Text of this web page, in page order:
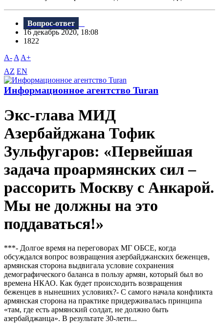
Вопрос-ответ
16 декабрь 2020, 18:08
1822
A- A A+
AZ EN
Информационное агентство Turan
Экс-глава МИД
Азербайджана Тофик
Зульфугаров: «Первейшая
задача проармянских сил –
рассорить Москву с Анкарой.
Мы не должны на это
поддаваться!»
***- Долгое время на переговорах МГ ОБСЕ, когда
обсуждался вопрос возвращения азербайджанских беженцев,
армянская сторона выдвигала условие сохранения
демографического баланса в пользу армян, который был во
времена НКАО. Как будет происходить возвращения
беженцев в нынешних условиях?- С самого начала конфликта
армянская сторона на практике придерживалась принципа
«там, где есть армянский солдат, не должно быть
азербайджанца». В результате 30-летн...